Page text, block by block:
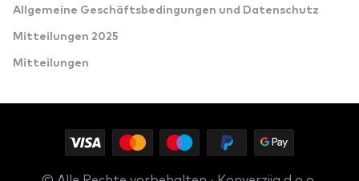
Allgemeine Geschäftsbedingungen und Datenschutz
Mitteilungen 2025
Mitteilungen